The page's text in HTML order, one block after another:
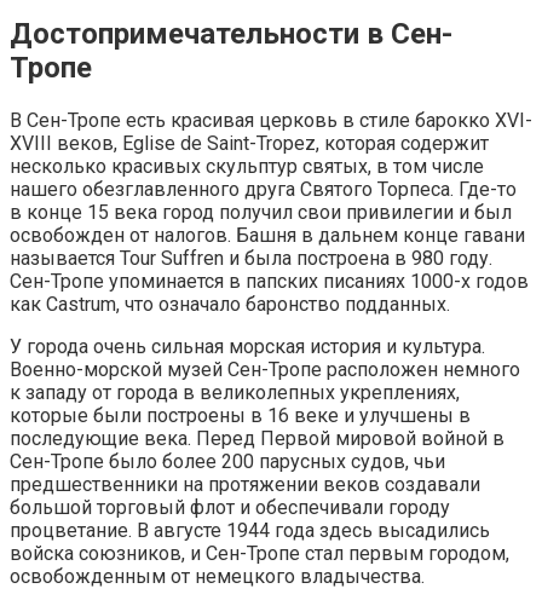
Достопримечательности в Сен-
Тропе
В Сен-Тропе есть красивая церковь в стиле барокко XVI-
XVIII веков, Eglise de Saint-Tropez, которая содержит
несколько красивых скульптур святых, в том числе
нашего обезглавленного друга Святого Торпеса. Где-то
в конце 15 века город получил свои привилегии и был
освобожден от налогов. Башня в дальнем конце гавани
называется Tour Suffren и была построена в 980 году.
Сен-Тропе упоминается в папских писаниях 1000-х годов
как Castrum, что означало баронство подданных.
У города очень сильная морская история и культура.
Военно-морской музей Сен-Тропе расположен немного
к западу от города в великолепных укреплениях,
которые были построены в 16 веке и улучшены в
последующие века. Перед Первой мировой войной в
Сен-Тропе было более 200 парусных судов, чьи
предшественники на протяжении веков создавали
большой торговый флот и обеспечивали городу
процветание. В августе 1944 года здесь высадились
войска союзников, и Сен-Тропе стал первым городом,
освобожденным от немецкого владычества.